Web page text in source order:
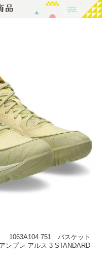
1063A104 751 バスケット
プレ アルス 3 STANDARD